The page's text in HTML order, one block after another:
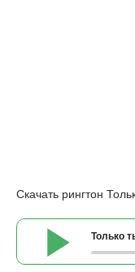
Скачать рингтон
Только